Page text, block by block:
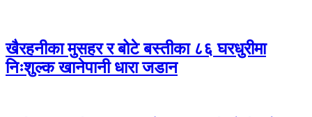
खैरहनीका मुसहर र बोटे बस्तीका ८६ घरधुरीमा
निःशुल्क खानेपानी धारा जडान